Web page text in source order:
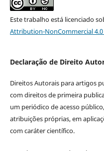
Este trabalho está licenciado
Attribution-NonCommercial
Declaração de Direito
Direitos Autorais para artigos
com direitos de primeira
um periódico de acesso
atribuições próprias, em
com caráter científico.